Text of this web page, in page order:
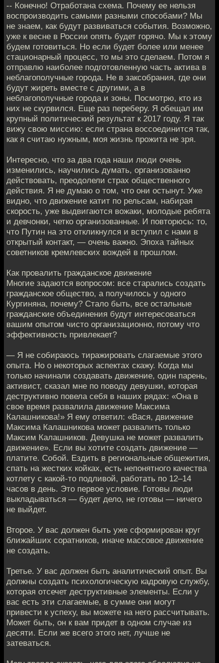
-- Конечно! Отработана схема. Почему ее нельзя
воспроизводить самыми разными способами? Мы
не знаем, как будут развиваться события. Возможно,
уже к весне в России опять будет горячо. Мы к этому
будем готовиться. Но если будет более или менее
стационарный процесс, то мы это сделаем. Потом я
отправлю наиболее подготовленную часть актива в
неблагополучные города. Не в заксобрания, где они
будут жиреть вместе с другими, а в
неблагополучные города и зоны. Посмотрю, кто из
них не скурвился. Еще раз переберу. Я обещал им
крупный политический результат к 2017 году. Я так
вижу свою миссию: если страна воссоединится так,
как я считаю нужным, моя жизнь прожита не зря.
Интересно, что за два года наши люди очень
изменились, научились думать, организованно
действовать, преодолели страх общественного
действия. Я не думаю о том, что они остынут. Уже
видно, что движение катит по рельсам, набирая
скорость, уже выдвигаются вожаки, молодые ребята
и девчонки, четко организованные. И повторюсь: то,
что Путин на это откликнулся и вступил с нами в
открытый контакт, — очень важно. Эпоха тайных
советников кремлевских вождей в прошлом.
Как провалить гражданское движение
Многие задаются вопросом: все старались создать
гражданское общество, а получилось у одного
Кургиняна, почему? Стало быть, все остальные
гражданские объединения будут интересоваться
вашим опытом чисто организационно, потому что
эффективность привлекает?
— Я не собираюсь тиражировать слагаемые этого
опыта. Но о некоторых аспектах скажу. Когда мы
только начинали создавать движение, один парень,
активист, сказал мне по поводу девушки, которая
деструктивно повела себя в наших рядах: «Она в
свое время развалила движение Максима
Калашникова!» Я ему ответил: «Вася, движение
Максима Калашникова может развалить только
Максим Калашников. Девушка не может развалить
движение». Если вы хотите создать движение —
платите. Собой. Ездить в региональные общежития,
спать на жестких койках, есть непонятного качества
котлету с какой-то подливой, работать по 12–14
часов в день. Это первое условие. Готовы люди
выкладываться — будет дело, не готовы — ничего
не выйдет.
Второе. У вас должен быть уже сформирован круг
ближайших соратников, иначе массовое движение
не создать.
Третье. У вас должен быть аналитический опыт. Вы
должны создать психологическую кадровую службу,
которая отсечет деструктивные элементы. Если у
вас есть эти слагаемые, в сумме они могут
привести к успеху, вы можете на него рассчитывать.
Может быть, он к вам придет в одном случае из
десяти. Если же всего этого нет, лучше не
затеваться.